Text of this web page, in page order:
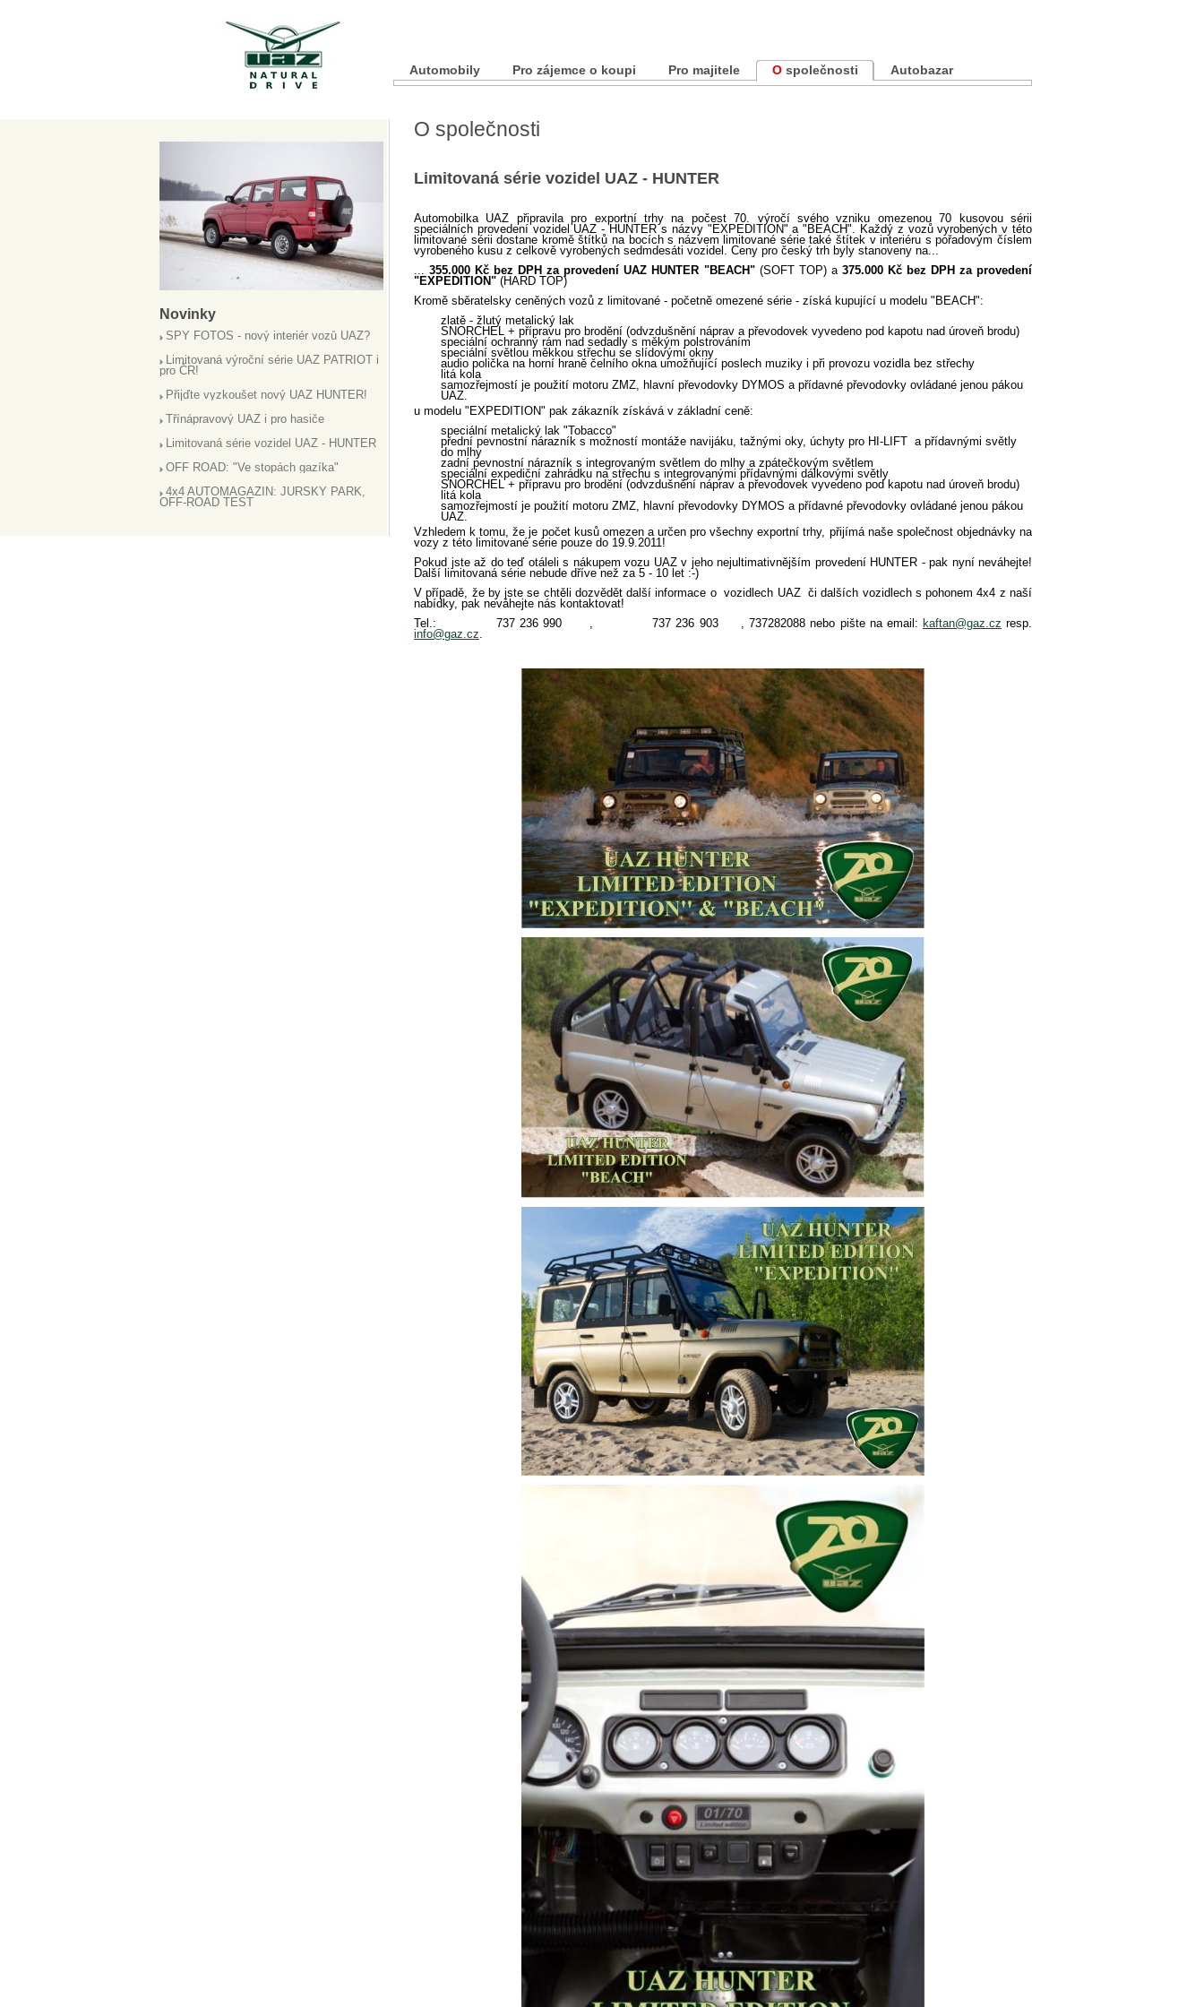
Automobily Pro zájemce o koupi Pro majitele О společnosti Autobazar
Novinky
SPY FOTOS - nový interiér vozů UAZ?
Limitovaná výroční série UAZ PATRIOT i
pro ČR!
Přijďte vyzkoušet nový UAZ HUNTER!
Třínápravový UAZ i pro hasiče
Limitovaná série vozidel UAZ - HUNTER
OFF ROAD: "Ve stopách gazíka"
4x4 AUTOMAGAZÍN: JURSKÝ PARK,
OFF-ROAD TEST
O společnosti
Limitovaná série vozidel UAZ - HUNTER
Automobilka UAZ připravila pro exportní trhy na počest 70. výročí svého vzniku omezenou 70 kusovou sérii
speciálních provedení vozidel UAZ - HUNTER s názvy "EXPEDITION" a "BEACH". Každý z vozů vyrobených v této
limitované sérii dostane kromě štítků na bocích s názvem limitované série také štítek v interiéru s pořadovým číslem
vyrobeného kusu z celkově vyrobených sedmdesáti vozidel. Ceny pro český trh byly stanoveny na...
...355.000 Kč bez DPH za provedení UAZ HUNTER "BEACH"(SOFT TOP) a 375.000 Kč bez DPH za provedení
"EXPEDITION" (HARD TOP)
Kromě sběratelsky ceněných vozů z limitované - početně omezené série - získá kupující u modelu "BEACH":
zlatě - žlutý metalický lak
SNORCHEL + přípravu pro brodění (odvzdušnění náprav a převodovek vyvedeno pod kapotu nad úroveň brodu)
speciální ochranný rám nad sedadly s měkým polstrováním
speciální světlou měkkou střechu se slídovými okny
audio polička na horní hraně čelního okna umožňující poslech muziky i při provozu vozidla bez střechy
litá kola
samozřejmostí je použití motoru ZMZ, hlavní převodovky DYMOS a přídavné převodovky ovládané jenou pákou
UAZ.
u modelu "EXPEDITION" pak zákazník získává v základní ceně:
speciální metalický lak "Tobacco"
přední pevnostní nárazník s možností montáže navijáku, tažnými oky, úchyty pro HI-LIFT a přídavnými světly
do mlhy
zadní pevnostní nárazník s integrovaným světlem do mlhy a zpátečkovým světlem
speciální expediční zahrádku na střechu s integrovanými přídavnými dálkovými světly
SNORCHEL + přípravu pro brodění (odvzdušnění náprav a převodovek vyvedeno pod kapotu nad úroveň brodu)
litá kola
samozřejmostí je použití motoru ZMZ, hlavní převodovky DYMOS a přídavné převodovky ovládané jenou pákou
UAZ.
Vzhledem k tomu, že je počet kusů omezen a určen pro všechny exportní trhy, přijímá naše společnost objednávky na
vozy z této limitované série pouze do 19.9.2011!
Pokud jste až do teď otáleli s nákupem vozu UAZ v jeho nejultimativnějším provedení HUNTER - pak nyní neváhejte!
Další limitovaná série nebude dříve než za 5 - 10 let :-)
V případě, že by jste se chtěli dozvědět další informace o vozidlech UAZ či dalších vozidlech s pohonem 4x4 z naší
nabídky, pak neváhejte nás kontaktovat!
Tel.:
737 236 990, 737 236 903, 737282088 nebo pište na email: kaftan@gaz.cz resp.
info@gaz.cz.